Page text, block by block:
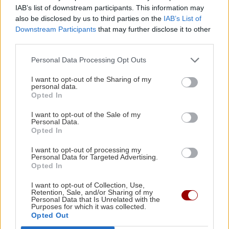
IAB’s list of downstream participants. This information may
also be disclosed by us to third parties on the IAB’s List of
Downstream Participants that may further disclose it to other
Personal Data Processing Opt Outs
I want to opt-out of the Sharing of my
personal data.
Opted In
I want to opt-out of the Sale of my
Personal Data.
Opted In
I want to opt-out of processing my
Personal Data for Targeted Advertising.
Opted In
I want to opt-out of Collection, Use,
Retention, Sale, and/or Sharing of my
Personal Data that Is Unrelated with the
Purposes for which it was collected.
Opted Out
Ενημερωτική δράση στο Εργατικό Κέντρο
μηνών στον ΒΟΑΚ – Σε ποιο τμήμα θα γίνονται
τα έργα
20:32
BUSINESS
CrediaBank: Ισχυρή κερδοφορία στα
οικονομικά αποτελέσματα Α' εξαμήνου 2026
ΟΙΚΟΝΟΜΙΑ
ΓΣΕΕ: Τι ισχύει για τους μισθούς ιδιωτικών
υπαλλήλων τον Δεκαπενταύγουστο
20:09
ΚΟΙΝΩΝΙΑ
ΠΕΡΙΣΣΟΤΕΡΑ